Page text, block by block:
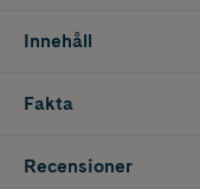
Innehåll
Fakta
Recensioner